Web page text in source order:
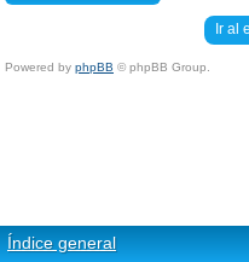
Ir al
Powered by phpBB © phpBB Group.
Índice general